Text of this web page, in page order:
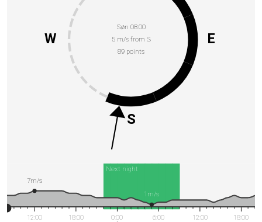
Søn 08:00
5 m/s from S
89 points
E
S
W
Next night
12:00
18:00 0:00 6:00
12:00
18:00
7m/s
1m/s